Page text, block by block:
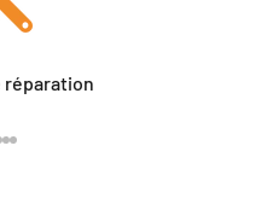
réparation